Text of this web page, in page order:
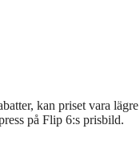
kan priset vara
på Flip 6:s prisbild.